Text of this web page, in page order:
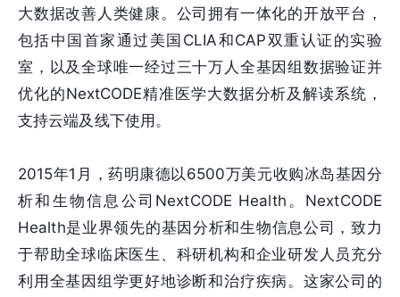
大数据改善人类健康。公司拥有一体化的开放平台，
包括中国首家通过美国CLIA和CAP双重认证的实验
室，以及全球唯一经过三十万人全基因组数据验证并
优化的NextCODE精准医学大数据分析及解读系统，
支持云端及线下使用。
2015年1月，药明康德以6500万美元收购冰岛基因分
析和生物信息公司NextCODE Health。NextCODE
Health是业界领先的基因分析和生物信息公司，致力
于帮助全球临床医生、科研机构和企业研发人员充分
利用全基因组学更好地诊断和治疗疾病。这家公司的